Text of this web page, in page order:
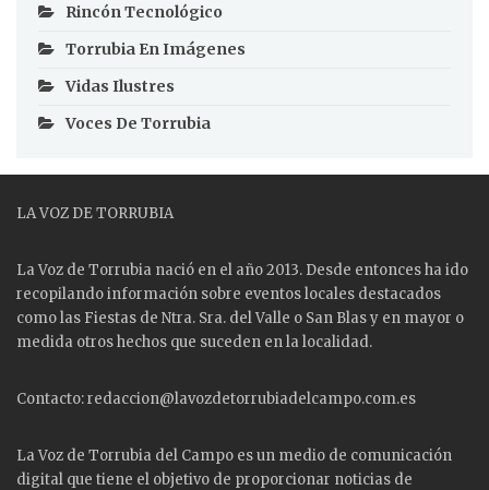
Rincón Tecnológico
Torrubia En Imágenes
Vidas Ilustres
Voces De Torrubia
LA VOZ DE TORRUBIA
La Voz de Torrubia nació en el año 2013. Desde entonces ha ido
recopilando información sobre eventos locales destacados
como las Fiestas de Ntra. Sra. del Valle o San Blas y en mayor o
medida otros hechos que suceden en la localidad.
Contacto: redaccion@lavozdetorrubiadelcampo.com.es
La Voz de Torrubia del Campo es un medio de comunicación
digital que tiene el objetivo de proporcionar noticias de